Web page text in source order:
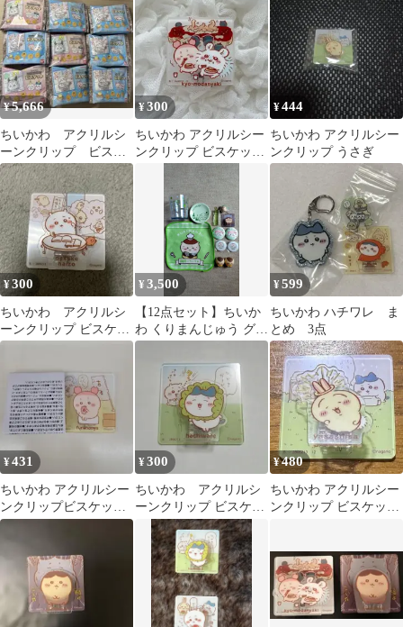
いかわ あのこ
¥5,666
ちいかわ アクリルシ
ーンクリップ ビスケ
ット9点セット
¥300
ちいかわ アクリルシー
ンクリップ ビスケット
モモンガ 古本屋
¥444
ちいかわ アクリルシー
ンクリップ うさぎ
¥300
ちいかわ アクリルシ
ーンクリップ ビスケッ
ト
¥3,500
【12点セット】ちいか
わ くりまんじゅう グッ
ズまとめ売り
¥599
ちいかわ ハチワレ ま
とめ 3点
¥431
ちいかわ アクリルシー
ンクリップビスケット
かにちゃん
¥300
ちいかわ アクリルシ
ーンクリップ ビスケッ
ト ハチワレ
¥480
ちいかわ アクリルシー
ンクリップ ビスケット